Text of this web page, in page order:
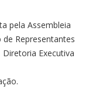
pela Assembleia
de Representantes
Diretoria Executiva